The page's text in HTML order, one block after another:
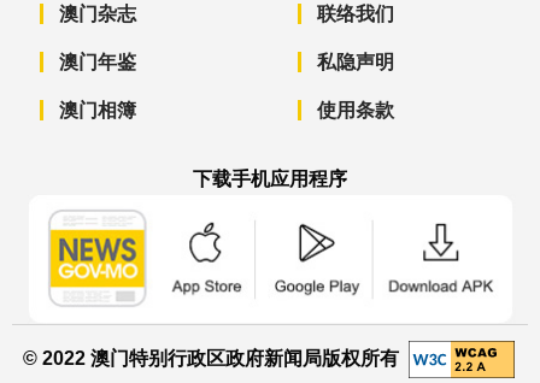
澳门杂志
澳门年鉴
澳门相簿
联络我们
私隐声明
使用条款
下载手机应用程序
© 2022 澳门特别行政区政府新闻局版权所有